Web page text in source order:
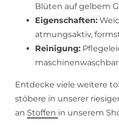
Blüten auf gelbem
Eigenschaften:
atmungsaktiv,
Reinigung:
maschinenwaschbar
Entdecke viele weitere
stöbere in unserer
an Stoffen in unserem